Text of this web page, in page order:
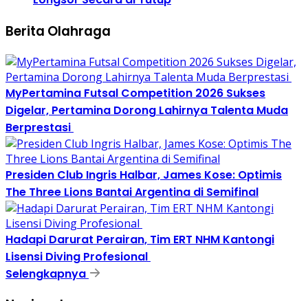
Berita Olahraga
MyPertamina Futsal Competition 2026 Sukses
Digelar, Pertamina Dorong Lahirnya Talenta Muda
Berprestasi
Presiden Club Ingris Halbar, James Kose: Optimis
The Three Lions Bantai Argentina di Semifinal
Hadapi Darurat Perairan, Tim ERT NHM Kantongi
Lisensi Diving Profesional
Selengkapnya